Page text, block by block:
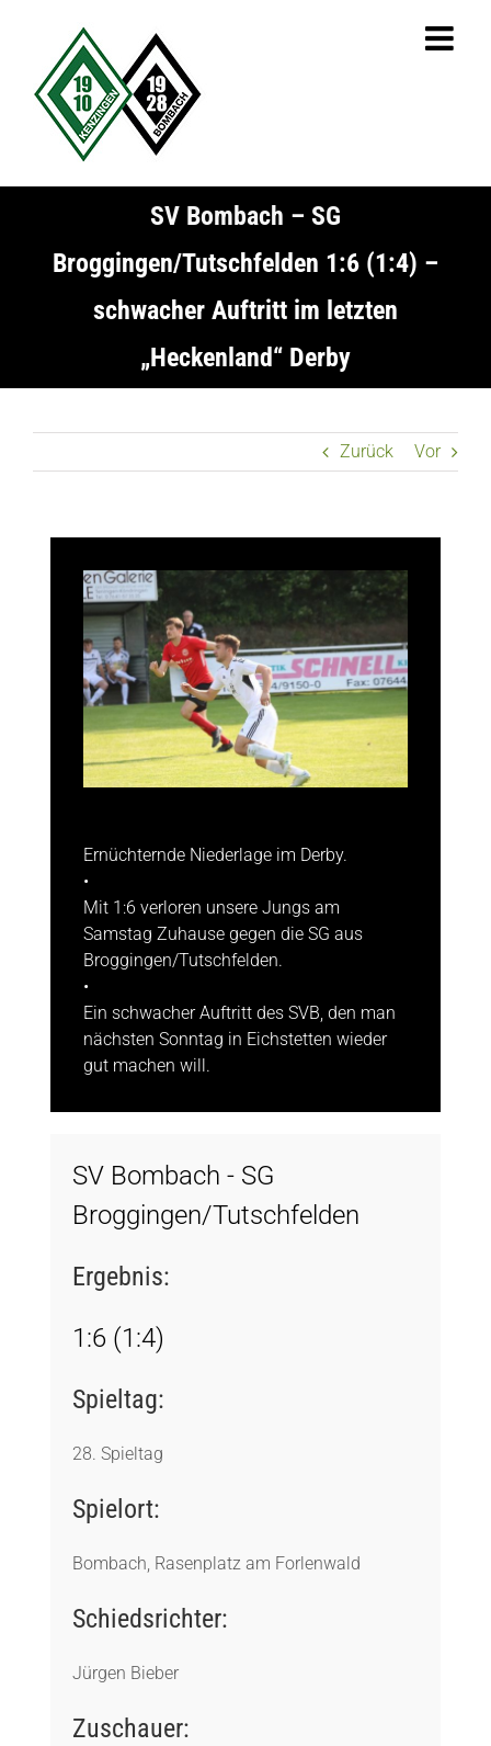
springen
SV Bombach – SG
Broggingen/Tutschfelden 1:6 (1:4) –
schwacher Auftritt im letzten
„Heckenland“ Derby
Zurück Vor
Ernüchternde Niederlage im Derby.
•
Mit 1:6 verloren unsere Jungs am
Samstag Zuhause gegen die SG aus
Broggingen/Tutschfelden.
•
Ein schwacher Auftritt des SVB, den man
nächsten Sonntag in Eichstetten wieder
gut machen will.
SV Bombach - SG
Broggingen/Tutschfelden
Ergebnis:
1:6 (1:4)
Spieltag:
28. Spieltag
Spielort:
Bombach, Rasenplatz am Forlenwald
Schiedsrichter:
Jürgen Bieber
Zuschauer: